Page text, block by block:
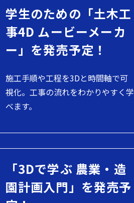
学生のための「土木工
事4D ムービーメーカ
ー」を発売予定！
施工手順や工程を3Dと時間軸で可
視化。工事の流れをわかりやすく学
べます。
「3Dで学ぶ 農業・造
園計画入門」を発売予